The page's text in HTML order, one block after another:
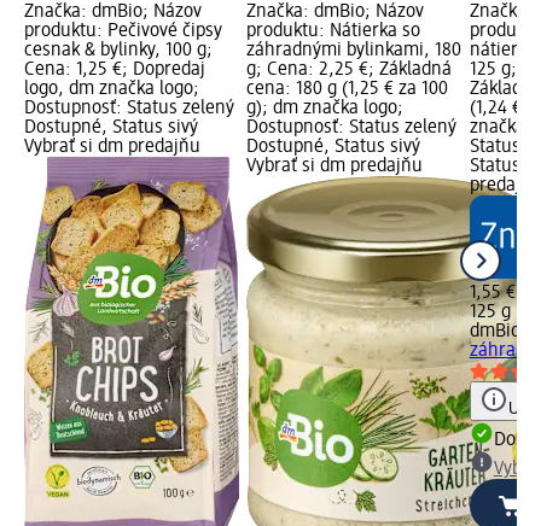
Značka: dmBio; Názov
produktu: Pečivové čipsy
cesnak & bylinky, 100 g;
Cena: 1,25 €; Dopredaj
logo, dm značka logo;
Dostupnosť: Status zelený
Dostupné, Status sivý
Vybrať si dm predajňu
Značka: dmBio; Názov
produktu: Nátierka so
záhradnými bylinkami, 180
g; Cena: 2,25 €; Základná
cena: 180 g (1,25 € za 100
g); dm značka logo;
Dostupnosť: Status zelený
Dostupné, Status sivý
Vybrať si dm predajňu
Značka:
nátierka
125 g;
(1,24 €
značka
Status
Status
predajňu
1,55 €
125 g
dmBio